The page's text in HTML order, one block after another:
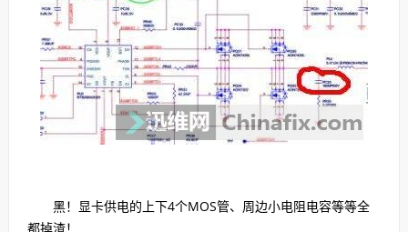
黑！显卡供电的上下4个MOS管、周边小电阻电容等等全
都掉渣！